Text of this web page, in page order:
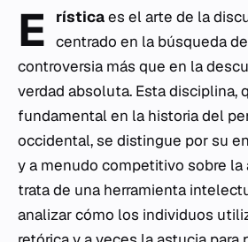
E rísticaes el arte de la
centrado en la búsqueda
controversia más que en la
verdad absoluta. Esta disciplina,
fundamental en la historia del
occidental, se distingue por su
y a menudo competitivo sobre la
trata de una herramienta
analizar cómo los individuos